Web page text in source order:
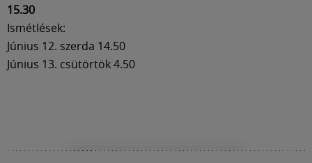
15.30
Ismétlések:
Június 12. szerda 14.50
Június 13. csütörtök 4.50